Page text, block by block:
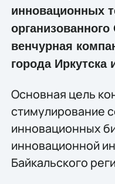
инновационных
венчурная
города
Основная цель
стимулирование
инновационных
инновационной
Байкальского